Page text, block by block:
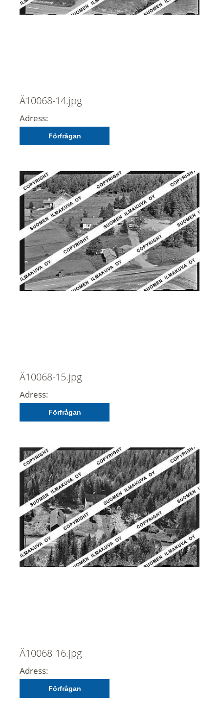
Ä10068-14.jpg
Adress:
Förfrågan
Ä10068-15.jpg
Adress:
Förfrågan
Ä10068-16.jpg
Adress:
Förfrågan